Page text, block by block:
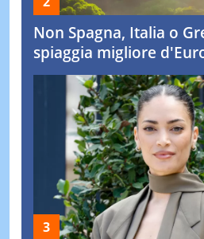
Non Spagna, Italia o
spiaggia migliore